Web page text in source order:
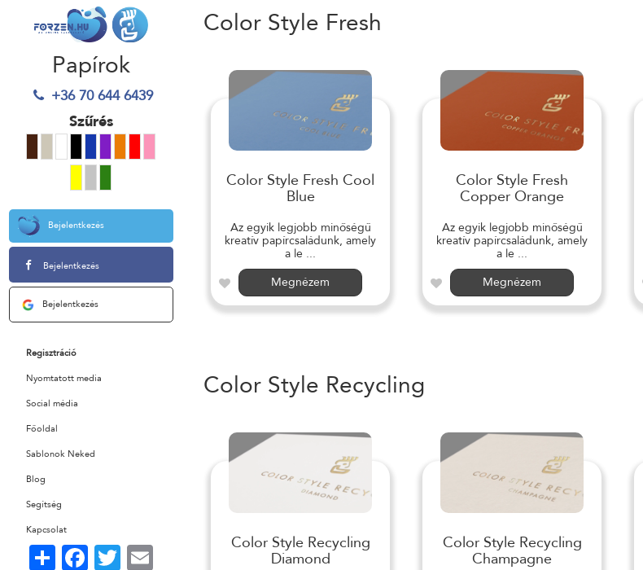
Papírok
+36 70 644 6439
Szűrés
Bejelentkezés
Bejelentkezés
Bejelentkezés
Regisztráció
Nyomtatott media
Social média
Főoldal
Sablonok Neked
Blog
Segítség
Kapcsolat
Share FacebookTwitterEmail
Color Style Fresh
Color Style Fresh Cool
Blue
Az egyik legjobb minőségű
kreatív papírcsaládunk, amely
a le ...
Megnézem
Color Style Fresh
Copper Orange
Az egyik legjobb minőségű
kreatív papírcsaládunk, amely
a le ...
Megnézem
Color Style Recycling
Color Style Recycling
Diamond
Color Style Recycling
Champagne